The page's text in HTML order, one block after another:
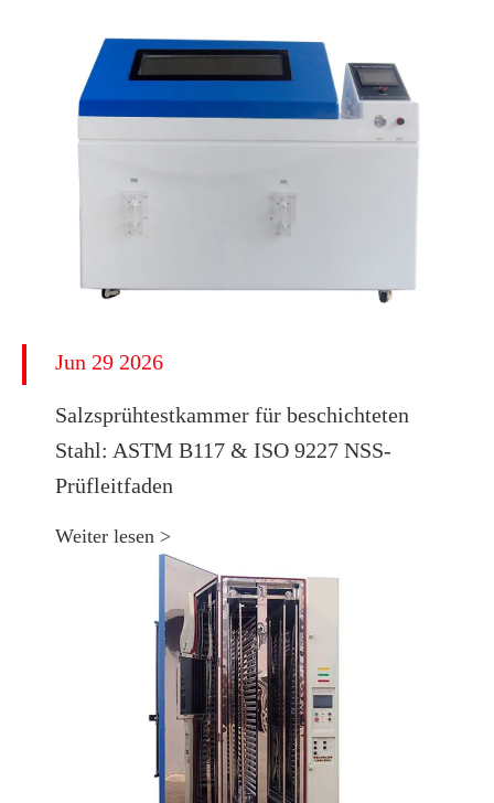
Jun 29 2026
​Salzsprühtestkammer für beschichteten
Stahl: ASTM B117 & ISO 9227 NSS-
Prüfleitfaden
Weiter lesen >